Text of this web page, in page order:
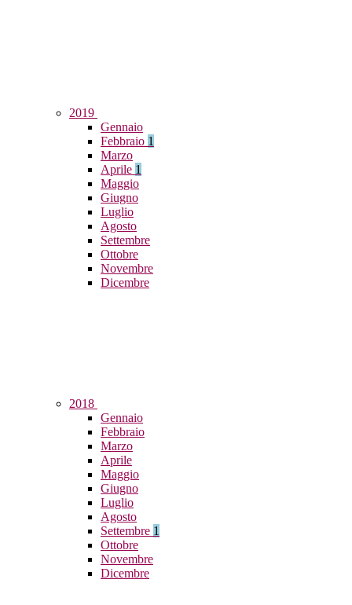
2019
Gennaio
Febbraio 1
Marzo
Aprile 1
Maggio
Giugno
Luglio
Agosto
Settembre
Ottobre
Novembre
Dicembre
2018
Gennaio
Febbraio
Marzo
Aprile
Maggio
Giugno
Luglio
Agosto
Settembre 1
Ottobre
Novembre
Dicembre